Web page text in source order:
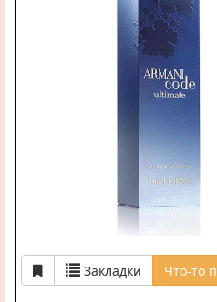
Закладки Что-то